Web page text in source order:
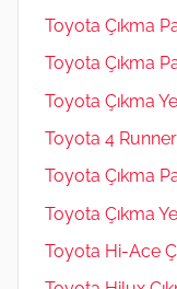
Toyota Çıkma
Toyota Çıkma
Toyota Çıkma
Toyota 4
Toyota Çıkma
Toyota Çıkma
Toyota Hi-Ace